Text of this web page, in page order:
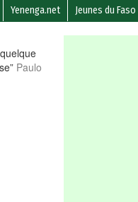
Yenenga.net Jeunes du Faso
Paulo